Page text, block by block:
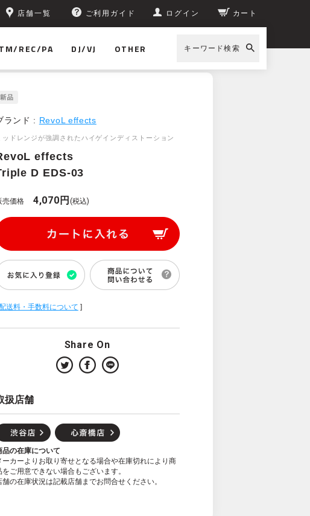
店舗一覧 ご利用ガイド ログイン カート
REC/PA DJ/VJ OTHER キーワード検索
ランド : RevoL effects
ッドレンジが強調されたハイゲインディストーション
effects
D EDS-03
売価格 4,070円 (税込)
送料・手数料について ]
Share On
扱店舗
品の在庫について
ーカーよりお取り寄せとなる場合や在庫切れにより商
をご用意できない場合もございます。
舗の在庫状況は記載店舗までお問合せください。